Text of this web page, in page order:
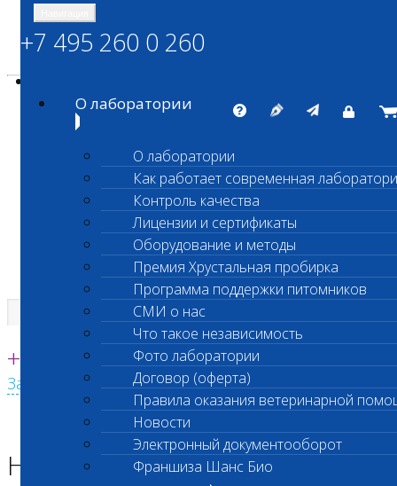
ШАНС БИО
Независимая ветеринарная лаборатория
Единая круглосуточная справочная
+7 495 260 0 260
Заказать звонок с сайта
+7 495 260 0 260
О лаборатории
О лаборатории
Как работает современная
Контроль качества
Лицензии и сертификаты
Оборудование и методы
Премия Хрустальная пробирка
Программа поддержки питомников
СМИ о нас
Что такое независимость
Фото лаборатории
Договор (оферта)
Правила оказания ветеринарной
Новости
Электронный документооборот
Франшиза Шанс Био
Главная страница
Новости лаборатории